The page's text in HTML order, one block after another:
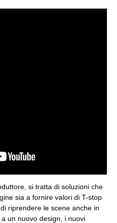
si tratta di soluzioni che
sia a fornire valori di T-stop
riprendere le scene anche in
un nuovo design, i nuovi